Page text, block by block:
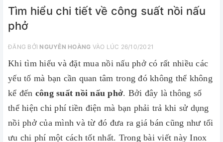
Tìm hiểu chi tiết về công suất nồi nấu
phở
ĐĂNG BỞI NGUYỄN HOÀNG VÀO LÚC 26/10/2021
Khi tìm hiểu và đặt mua nồi nấu phở có rất nhiều các
yếu tố mà bạn cần quan tâm trong đó không thể không
kể đến công suất nồi nấu phở. Bởi đây là thông số
thể hiện chi phí tiền điện mà bạn phải trả khi sử dụng
nồi phở của mình và từ đó đưa ra giá bán cũng như tối
ưu chi phí một cách tốt nhất. Trong bài viết này Inox